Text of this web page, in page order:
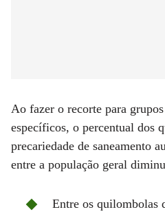
Ao fazer o recorte para
específicos, o percentual dos
precariedade de saneamento
entre a população geral
Entre os quilombolas